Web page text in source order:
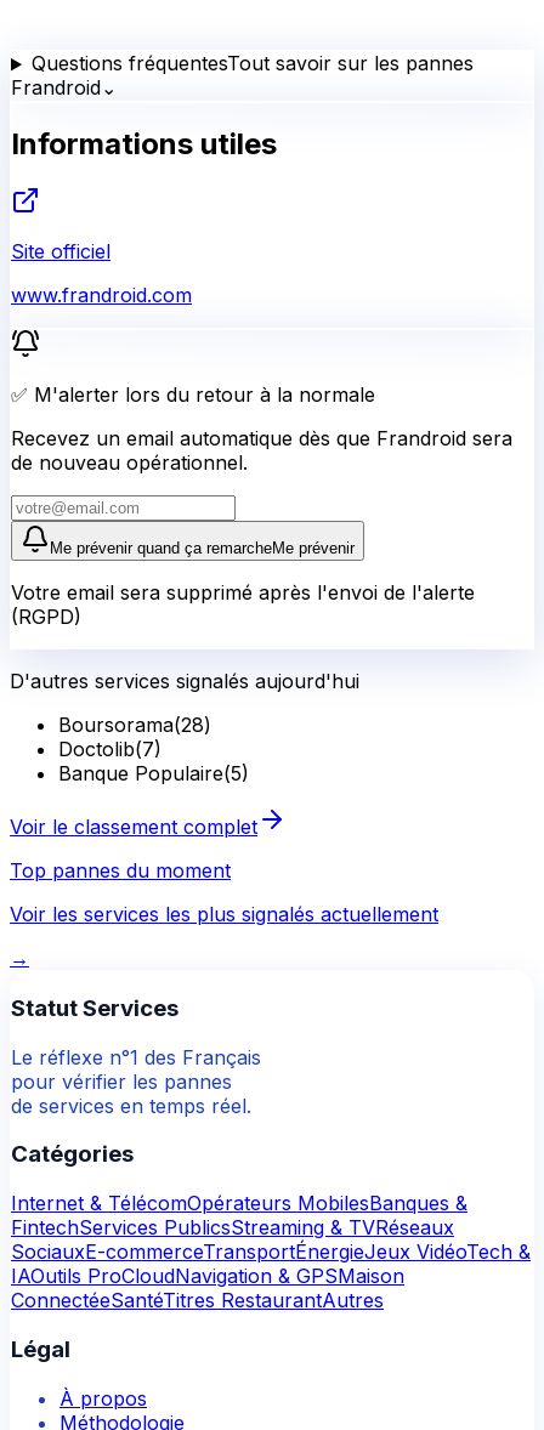
Questions fréquentesTout savoir sur les pannes
Frandroid⌄
Informations utiles
Site officiel
www.frandroid.com
✅ M'alerter lors du retour à la normale
Recevez un email automatique dès que Frandroid sera
de nouveau opérationnel.
Me prévenir quand ça remarcheMe prévenir
Votre email sera supprimé après l'envoi de l'alerte
(RGPD)
D'autres services signalés aujourd'hui
Boursorama(28)
Doctolib(7)
Banque Populaire(5)
Voir le classement complet
Top pannes du moment
Voir les services les plus signalés actuellement
→
Statut Services
Le réflexe n°1 des Français
pour vérifier les pannes
de services en temps réel.
Catégories
Internet & TélécomOpérateurs MobilesBanques &
FintechServices PublicsStreaming & TVRéseaux
SociauxE-commerceTransportÉnergieJeux VidéoTech &
IAOutils ProCloudNavigation & GPSMaison
ConnectéeSantéTitres RestaurantAutres
Légal
À propos
Méthodologie